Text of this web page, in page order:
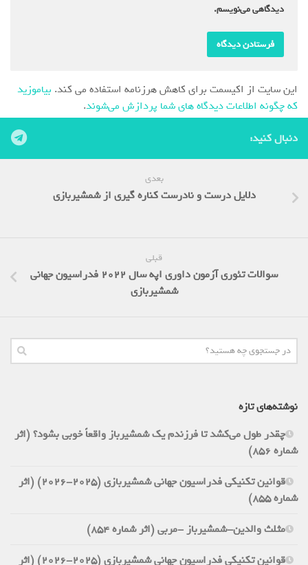
دیدگاهی می‌نویسم.
این سایت از اکیسمت برای کاهش هرزنامه استفاده می کند. بیاموزید
که چگونه اطلاعات دیدگاه های شما پردازش می‌شوند.
دنبال کنید:
بعدی
دلایل درست و نادرست کناره گیری از شمشیربازی
قبلی
سوالات تئوری آزمون داوری اپه سال 2022 فدراسیون جهانی
شمشیربازی
نوشته‌های تازه
چقدر طول می‌کشد تا فرزندم یک شمشیرباز واقعاً خوبی بشود؟ (اثر
شماره 856)
قوانین تکنیکی فدراسیون جهانی شمشیربازی (2025-2026) (اثر
شماره 855)
مثلث والدین-شمشیرباز -مربی (اثر شماره 854)
قوانین تکنیکی فدراسیون جهانی شمشیربازی (2025-2026) (اثر